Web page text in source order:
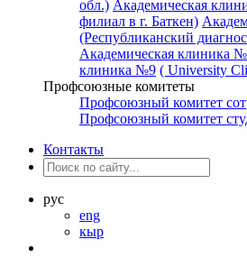
обл.) Академическая
филиал в г. Баткен)
(Республиканский
Академическая клиника
клиника №9 ( University
Профсоюзные комитеты
Профсоюзный комитет
Профсоюзный комитет
Контакты
рус
eng
кыр